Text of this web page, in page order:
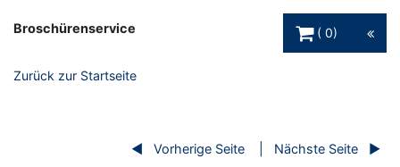
Broschürenservice
0
Zurück zur Startseite
Vorherige Seite Nächste Seite